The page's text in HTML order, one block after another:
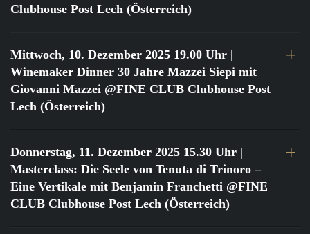
Clubhouse Post Lech (Österreich)
Mittwoch, 10. Dezember 2025 19.00 Uhr |
Winemaker Dinner 30 Jahre Mazzei Siepi mit
Giovanni Mazzei @FINE CLUB Clubhouse Post
Lech (Österreich)
Donnerstag, 11. Dezember 2025 15.30 Uhr |
Masterclass: Die Seele von Tenuta di Trinoro –
Eine Vertikale mit Benjamin Franchetti @FINE
CLUB Clubhouse Post Lech (Österreich)